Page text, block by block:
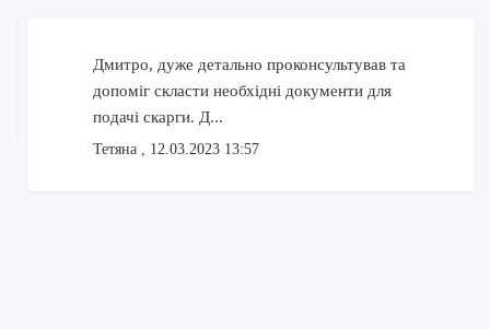
Дмитро, дуже детально проконсультував та
допоміг скласти необхідні документи для
подачі скарги. Д...
Тетяна , 12.03.2023 13:57